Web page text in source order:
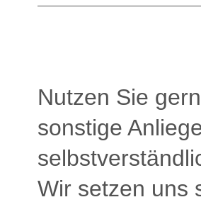
Nutzen Sie
sonstige
Wir setzen uns